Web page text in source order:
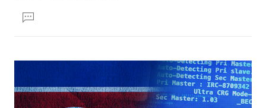
문댓
글